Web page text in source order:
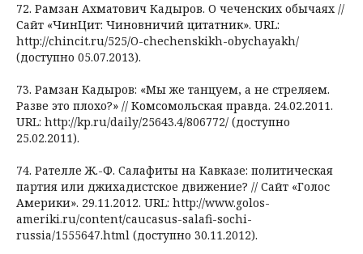
72. Рамзан Ахматович Кадыров. О чеченских обычаях //
Сайт «ЧинЦит: Чиновничий цитатник». URL:
http://chincit.ru/525/O-chechenskikh-obychayakh/
(доступно 05.07.2013).
73. Рамзан Кадыров: «Мы же танцуем, а не стреляем.
Разве это плохо?» // Комсомольская правда. 24.02.2011.
URL: http://kp.ru/daily/25643.4/806772/ (доступно
25.02.2011).
74. Рателле Ж.-Ф. Салафиты на Кавказе: политическая
партия или джихадистское движение? // Сайт «Голос
Америки». 29.11.2012. URL: http://www.golos-
ameriki.ru/content/caucasus-salafi-sochi-
russia/1555647.html (доступно 30.11.2012).